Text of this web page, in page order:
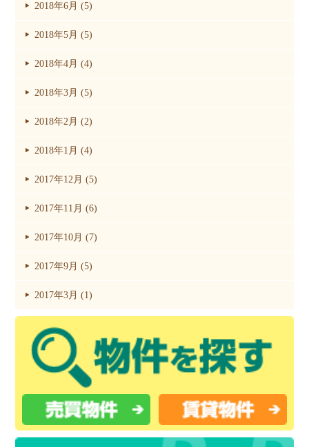
2018年6月 (5)
2018年5月 (5)
2018年4月 (4)
2018年3月 (5)
2018年2月 (2)
2018年1月 (4)
2017年12月 (5)
2017年11月 (6)
2017年10月 (7)
2017年9月 (5)
2017年3月 (1)